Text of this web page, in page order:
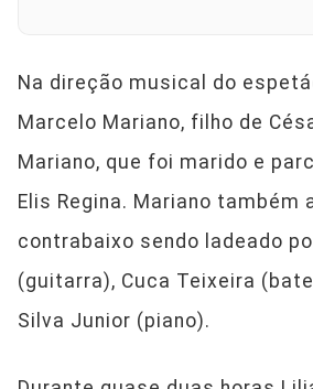
Na direção musical do
Marcelo Mariano, filho de
Mariano, que foi marido e
Elis Regina. Mariano também
contrabaixo sendo ladeado
(guitarra), Cuca Teixeira
Silva Junior (piano).